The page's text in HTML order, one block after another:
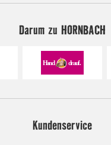
Darum zu HORNBACH
Kundenservice